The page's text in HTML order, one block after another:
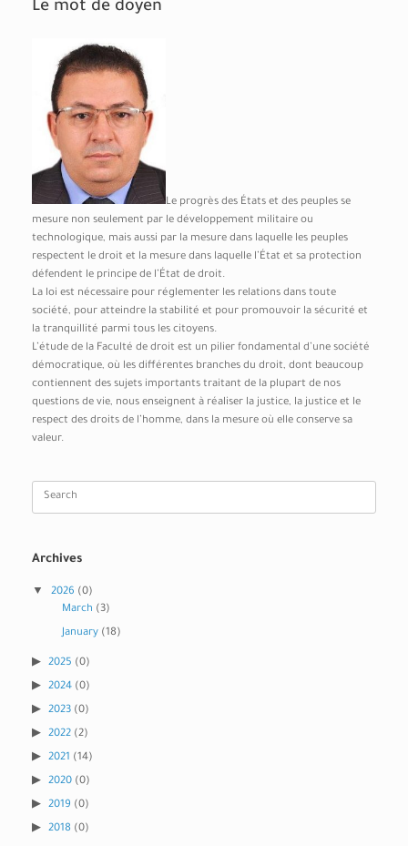
Le mot de doyen
Le progrès des États et des peuples se
mesure non seulement par le développement militaire ou
technologique, mais aussi par la mesure dans laquelle les peuples
respectent le droit et la mesure dans laquelle l’État et sa protection
défendent le principe de l’État de droit.
La loi est nécessaire pour réglementer les relations dans toute
société, pour atteindre la stabilité et pour promouvoir la sécurité et
la tranquillité parmi tous les citoyens.
L’étude de la Faculté de droit est un pilier fondamental d’une société
démocratique, où les différentes branches du droit, dont beaucoup
contiennent des sujets importants traitant de la plupart de nos
questions de vie, nous enseignent à réaliser la justice, la justice et le
respect des droits de l’homme, dans la mesure où elle conserve sa
valeur.
Search
Archives
2026 (0)
March (3)
January(18)
2025 (0)
2024 (0)
2023 (0)
2022 (2)
2021 (14)
2020 (0)
2019 (0)
2018 (0)